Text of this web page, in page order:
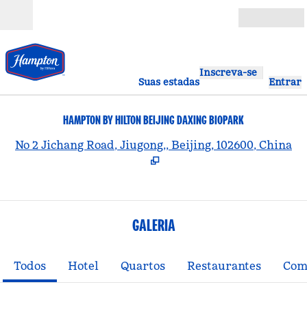
Suas estadas
Inscreva-se
Entrar
HAMPTON BY HILTON BEIJING DAXING BIOPARK
No 2 Jichang Road, Jiugong,, Beijing, 102600, China
GALERIA
Todos Hotel Quartos Restaurantes